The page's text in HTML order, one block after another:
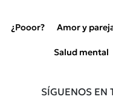
¿Pooor? Amor y
Salud mental
SÍGUENOS EN